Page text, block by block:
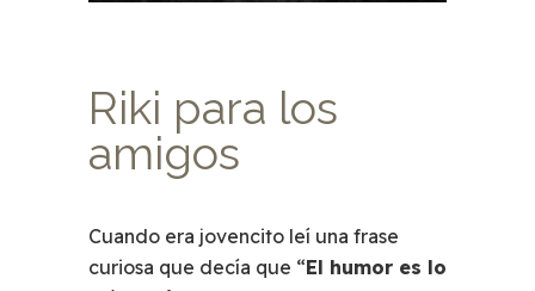
Riki para los
amigos
Cuando era jovencito leí una frase
curiosa que decía que “El humor es lo